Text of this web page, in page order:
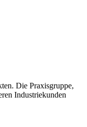
Die Praxisgruppe,
Industriekunden